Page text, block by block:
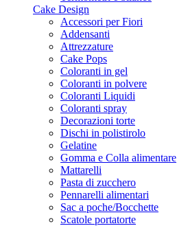
Cake Design
Accessori per Fiori
Addensanti
Attrezzature
Cake Pops
Coloranti in gel
Coloranti in polvere
Coloranti Liquidi
Coloranti spray
Decorazioni torte
Dischi in polistirolo
Gelatine
Gomma e Colla alimentare
Mattarelli
Pasta di zucchero
Pennarelli alimentari
Sac a poche/Bocchette
Scatole portatorte